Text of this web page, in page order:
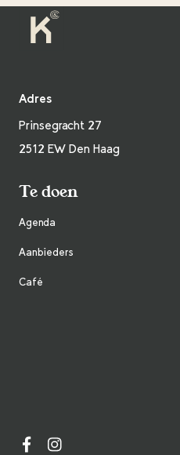
Adres
Prinsegracht 27
2512 EW Den Haag
Te doen
Agenda
Aanbieders
Café